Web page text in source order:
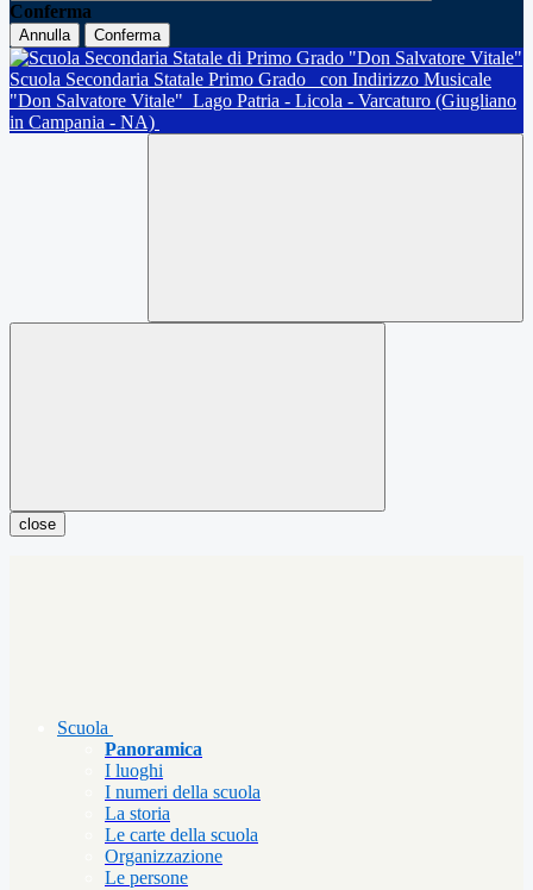
Conferma
Annulla Conferma
Scuola Secondaria Statale Primo Grado
con Indirizzo Musicale
"Don Salvatore Vitale" Lago Patria - Licola - Varcaturo (Giugliano
in Campania - NA)
close
Scuola
Panoramica
I luoghi
I numeri della scuola
La storia
Le carte della scuola
Organizzazione
Le persone